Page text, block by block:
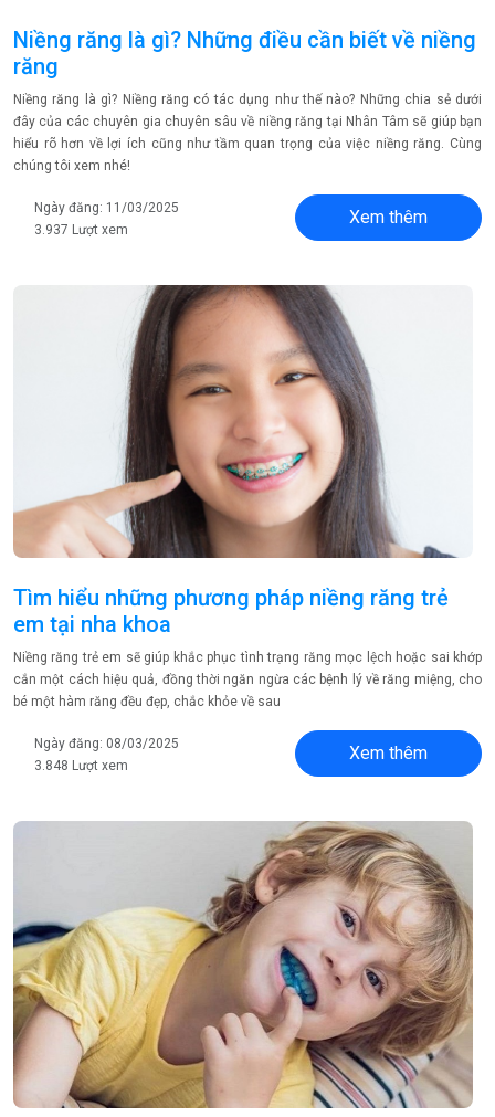
Niềng răng là gì? Những điều cần biết về niềng
răng
Niềng răng là gì? Niềng răng có tác dụng như thế nào? Những chia sẻ dưới
đây của các chuyên gia chuyên sâu về niềng răng tại Nhân Tâm sẽ giúp bạn
hiểu rõ hơn về lợi ích cũng như tầm quan trọng của việc niềng răng. Cùng
chúng tôi xem nhé!
Ngày đăng: 11/03/2025
3.937 Lượt xem
Xem thêm
Tìm hiểu những phương pháp niềng răng trẻ
em tại nha khoa
Niềng răng trẻ em sẽ giúp khắc phục tình trạng răng mọc lệch hoặc sai khớp
cắn một cách hiệu quả, đồng thời ngăn ngừa các bệnh lý về răng miệng, cho
bé một hàm răng đều đẹp, chắc khỏe về sau
Ngày đăng: 08/03/2025
3.848 Lượt xem
Xem thêm